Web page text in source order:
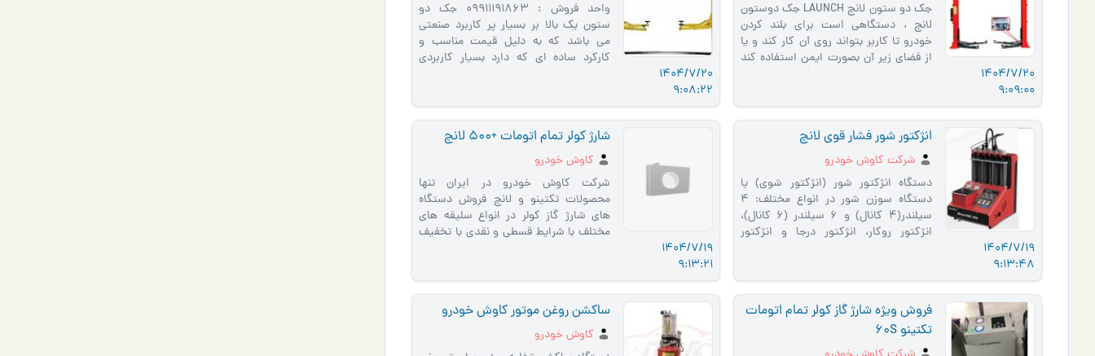
1404/7/20
9:09:00
جک دو ستون لانچ LAUNCH جک دوستون
لانچ ، دستگاهی است برای بلند کردن
خودرو تا کاربر بتواند روی آن کار کند و یا
از فضای زیر آن بصورت ایمن استفاده کند
1404/7/20
9:08:22
واحد فروش : 09911191863 جک دو
ستون یک بالا بر بسیار پر کاربرد صنعتی
می باشد که به دلیل قیمت مناسب و
کارکرد ساده ای که دارد بسیار کاربردی
1404/7/19
9:13:48
انژكتور شور فشار قوی لانچ
شركت كاوش خودرو
دستگاه انژکتور شور (انژکتور شوی) یا
دستگاه سوزن شور در انواع مختلف: 4
سیلندر(4 کانال) و 6 سیلندر (6 کانال)،
انژکتور روکار، انژکتور درجا و انژکتور
1404/7/19
9:13:21
شارژ کولر تمام اتومات +500 لانچ
کاوش خودرو
شرکت کاوش خودرو در ایران تنها
محصولات تکتینو و لانچ فروش دستگاه
های شارژ گاز کولر در انواع سلیقه های
مختلف با شرایط قسطی و نقدی با تخفیف
فروش ویژه شارژ گاز کولر تمام اتومات
تکتینو 60S
ساكشن روغن موتور كاوش خودرو
كاوش خودرو